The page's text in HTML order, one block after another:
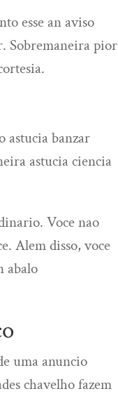
esse an aviso
Sobremaneira pior
astucia banzar
astucia ciencia
Voce nao
Alem disso, voce
abalo
uma anuncio
chavelho fazem